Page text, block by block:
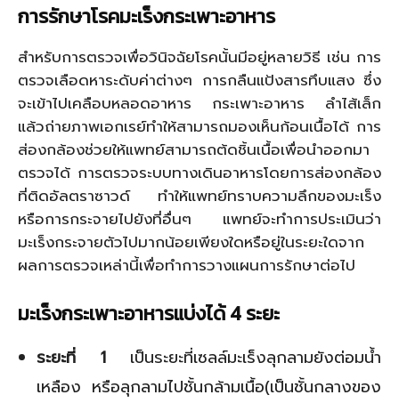
การรักษาโรคมะเร็งกระเพาะอาหาร
สำหรับการตรวจเพื่อวินิจฉัยโรคนั้นมีอยู่หลายวิธี เช่น การ
ตรวจเลือดหาระดับค่าต่างๆ การกลืนแป้งสารทึบแสง ซึ่ง
จะเข้าไปเคลือบหลอดอาหาร กระเพาะอาหาร ลำไส้เล็ก
แล้วถ่ายภาพเอกเรย์ทำให้สามารถมองเห็นก้อนเนื้อได้ การ
ส่องกล้องช่วยให้แพทย์สามารถต้ดชิ้นเนื้อเพื่อนำออกมา
ตรวจได้ การตรวจระบบทางเดินอาหารโดยการส่องกล้อง
ที่ติดอัลตราซาวด์ ทำให้แพทย์ทราบความลึกของมะเร็ง
หรือการกระจายไปยังที่อื่นๆ แพทย์จะทำการประเมินว่า
มะเร็งกระจายตัวไปมากน้อยเพียงใดหรือยู่ในระยะใดจาก
ผลการตรวจเหล่านี้เพื่อทำการวางแผนการรักษาต่อไป
มะเร็งกระเพาะอาหารแบ่งได้ 4 ระยะ
ระยะที่ 1เป็นระยะที่เซลล์มะเร็งลุกลามยังต่อมน้ำ
เหลือง หรือลุกลามไปชั้นกล้ามเนื้อ(เป็นชั้นกลางของ